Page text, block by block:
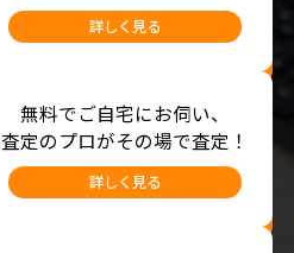
詳しく見る
無料でご自宅にお伺い、
査定のプロがその場で査定！
詳しく見る